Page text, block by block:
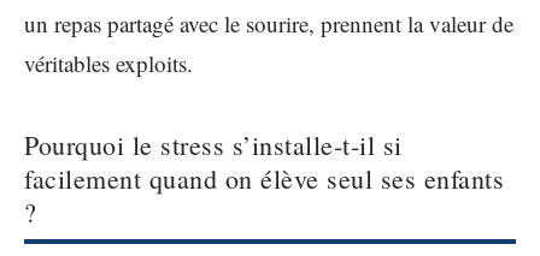
un repas partagé avec le sourire, prennent la valeur de
véritables exploits.
Pourquoi le stress s’installe-t-il si
facilement quand on élève seul ses enfants
?